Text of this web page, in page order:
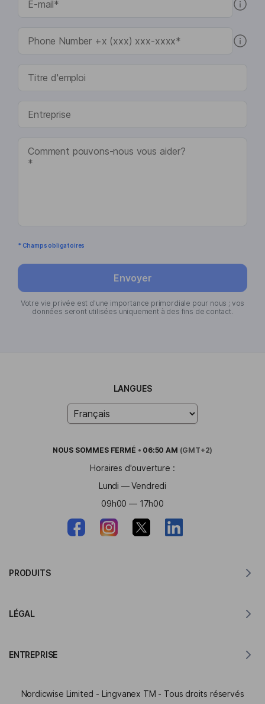
* Champs obligatoires
Envoyer
Votre vie privée est d'une importance primordiale pour nous ; vos
données seront utilisées uniquement à des fins de contact.
LANGUES
NOUS SOMMES FERMÉ • 06:50 AM (GMT+2)
Horaires d'ouverture :
Lundi — Vendredi
09h00 — 17h00
PRODUITS
Traducteur pour Edge
LÉGAL
Formulaire de candidature au Programme d'Affiliation
ENTREPRISE
Dossier de presse
Nordicwise Limited - Lingvanex TM - Tous droits réservés